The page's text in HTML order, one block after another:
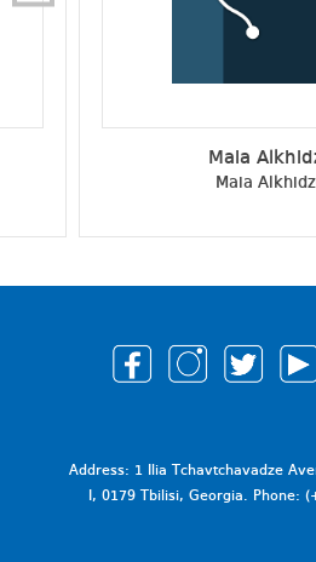
Maia
Maia
Address: 1 Ilia Tchavtchavadze
I, 0179 Tbilisi, Georgia. Phone: